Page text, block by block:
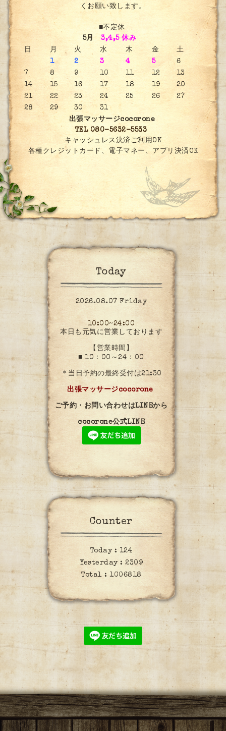
くお願い致します。
■不定休
5月 3,4,5 休み
日
月 火 水 木 金
土
1
2 3 4 5
6
7
8 9 10 11 12
13
14
15 16 17 18 19
20
21
22 23 24 25 26
27
28
29 30
31
出張マッサージcocorone
TEL 080-5632-5533
キャッシュレス決済ご利用OK
各種クレジットカード、電子マネー、アプリ決済OK
Today
2026.08.07 Friday
10:00~24:00
本日も元気に営業しております
【営業時間】
■ 10：00～24：00
＊当日予約の最終受付は21:30
出張マッサージcocorone
ご予約・お問い合わせはLINEから
cocorone公式LINE
Counter
Today : 124
Yesterday : 2309
Total :1006818